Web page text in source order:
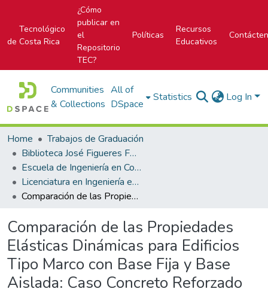
Tecnológico
de Costa Rica
¿Cómo
publicar en
el
Repositorio
TEC?
Políticas
Recursos
Educativos
Communities
& Collections
All of
DSpace
Statistics Log In
Home
Trabajos de Graduación
Biblioteca José Figueres Ferrer
Escuela de Ingeniería en Construcción
Licenciatura en Ingeniería en Construcción
Comparación de las Propiedades Elásticas Dinámicas para Edificios Tipo Marco con Base Fija y Base Aislada: Caso Concreto Reforzado
Comparación de las Propiedades
Elásticas Dinámicas para Edificios
Tipo Marco con Base Fija y Base
Aislada: Caso Concreto Reforzado